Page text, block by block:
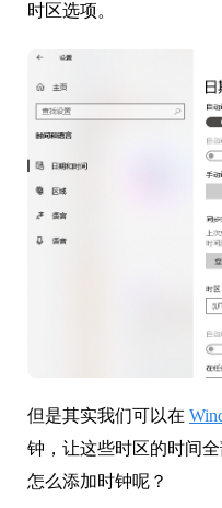
时区选项。
但是其实我们可以在
钟，让这些时区的时间
怎么添加时钟呢？